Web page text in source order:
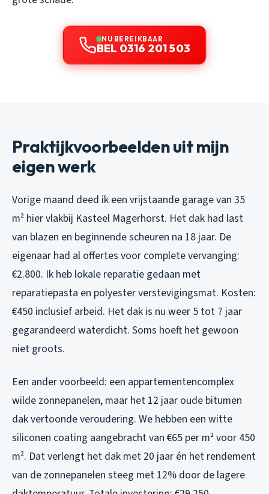
NU BEREIKBAAR
BEL 0316 201 503
Praktijkvoorbeelden uit mijn
eigen werk
Vorige maand deed ik een vrijstaande garage van 35
m² hier vlakbij Kasteel Magerhorst. Het dak had last
van blazen en beginnende scheuren na 18 jaar. De
eigenaar had al offertes voor complete vervanging:
€2.800. Ik heb lokale reparatie gedaan met
reparatiepasta en polyester verstevigingsmat. Kosten:
€450 inclusief arbeid. Het dak is nu weer 5 tot 7 jaar
gegarandeerd waterdicht. Soms hoeft het gewoon
niet groots.
Een ander voorbeeld: een appartementencomplex
wilde zonnepanelen, maar het 12 jaar oude bitumen
dak vertoonde veroudering. We hebben een witte
siliconen coating aangebracht van €65 per m² voor 450
m². Dat verlengt het dak met 20 jaar én het rendement
van de zonnepanelen steeg met 12% door de lagere